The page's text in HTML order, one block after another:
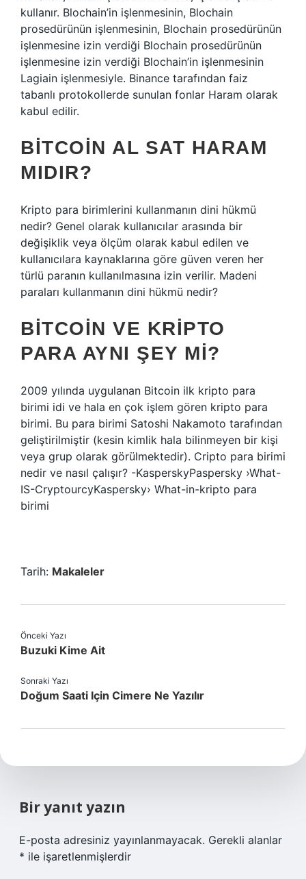
kullanır. Blochain’in işlenmesinin, Blochain
prosedürünün işlenmesinin, Blochain prosedürünün
işlenmesine izin verdiği Blochain prosedürünün
işlenmesine izin verdiği Blochain’in işlenmesinin
Lagiain işlenmesiyle. Binance tarafından faiz
tabanlı protokollerde sunulan fonlar Haram olarak
kabul edilir.
BITCOIN AL SAT HARAM
MIDIR?
Kripto para birimlerini kullanmanın dini hükmü
nedir? Genel olarak kullanıcılar arasında bir
değişiklik veya ölçüm olarak kabul edilen ve
kullanıcılara kaynaklarına göre güven veren her
türlü paranın kullanılmasına izin verilir. Madeni
paraları kullanmanın dini hükmü nedir?
BITCOIN VE KRIPTO
PARA AYNI ŞEY MI?
2009 yılında uygulanan Bitcoin ilk kripto para
birimi idi ve hala en çok işlem gören kripto para
birimi. Bu para birimi Satoshi Nakamoto tarafından
geliştirilmiştir (kesin kimlik hala bilinmeyen bir kişi
veya grup olarak görülmektedir). Cripto para birimi
nedir ve nasıl çalışır? -KasperskyPaspersky ›What-
IS-CryptourcyKaspersky› What-in-kripto para
birimi
Tarih: Makaleler
Önceki Yazı
Buzuki Kime Ait
Sonraki Yazı
Doğum Saati Için Cimere Ne Yazılır
Bir yanıt yazın
E-posta adresiniz yayınlanmayacak. Gerekli alanlar
* ile işaretlenmişlerdir